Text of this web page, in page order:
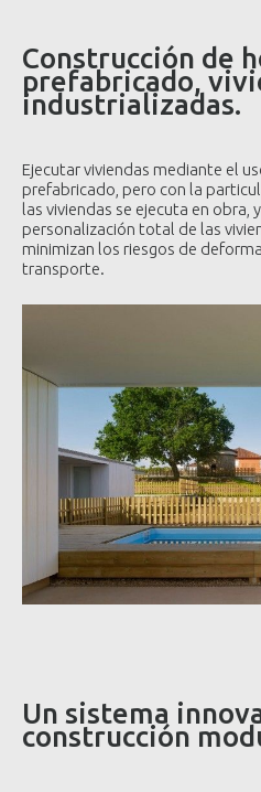
Construcción de
prefabricado,
industrializadas.
Ejecutar viviendas mediante el
prefabricado, pero con la
las viviendas se ejecuta en obra,
personalización total de las
minimizan los riesgos de
transporte.
Un sistema
construcción